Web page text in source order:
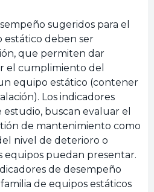
sugeridos para el
deben ser
que permiten dar
el cumplimiento del
equipo estático (contener
Los indicadores
estudio, buscan evaluar el
de mantenimiento como
nivel de deterioro o
equipos puedan presentar.
de desempeño
de equipos estáticos